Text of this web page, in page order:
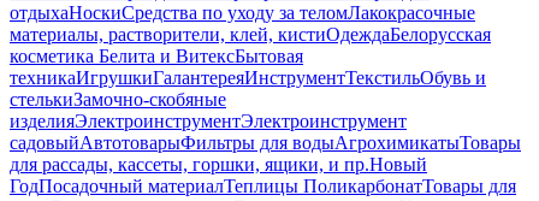
отдыхаНоскиСредства по уходу за теломЛакокрасочные
материалы, растворители, клей, кистиОдеждаБелорусская
косметика Белита и ВитексБытовая
техникаИгрушкиГалантереяИнструментТекстильОбувь и
стелькиЗамочно-скобяные
изделияЭлектроинструментЭлектроинструмент
садовыйАвтотоварыФильтры для водыАгрохимикатыТовары
для рассады, кассеты, горшки, ящики, и пр.Новый
ГодПосадочный материалТеплицы ПоликарбонатТовары для